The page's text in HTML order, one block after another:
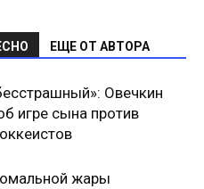
ЕЩЕ ОТ АВТОРА
Овечкин
игре сына против
жары